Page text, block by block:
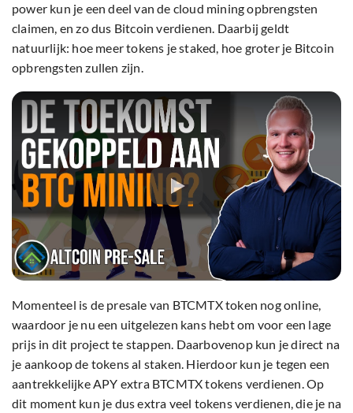
power kun je een deel van de cloud mining opbrengsten
claimen, en zo dus Bitcoin verdienen. Daarbij geldt
natuurlijk: hoe meer tokens je staked, hoe groter je Bitcoin
opbrengsten zullen zijn.
Momenteel is de presale van BTCMTX token nog online,
waardoor je nu een uitgelezen kans hebt om voor een lage
prijs in dit project te stappen. Daarbovenop kun je direct na
je aankoop de tokens al staken. Hierdoor kun je tegen een
aantrekkelijke APY extra BTCMTX tokens verdienen. Op
dit moment kun je dus extra veel tokens verdienen, die je na